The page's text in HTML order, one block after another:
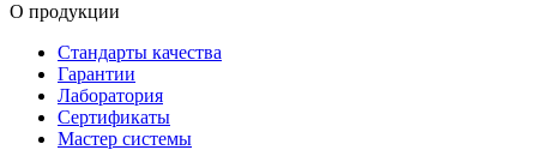
О продукции
Стандарты качества
Гарантии
Лаборатория
Сертификаты
Мастер системы